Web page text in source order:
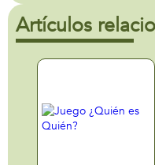
Artículos